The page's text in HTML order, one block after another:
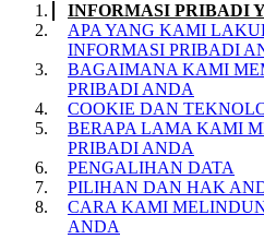
INFORMASI PRIBADI
APA YANG KAMI
INFORMASI PRIBADI
BAGAIMANA KAMI
PRIBADI ANDA
COOKIE DAN
BERAPA LAMA KAMI
PRIBADI ANDA
PENGALIHAN DATA
PILIHAN DAN HAK
CARA KAMI
ANDA